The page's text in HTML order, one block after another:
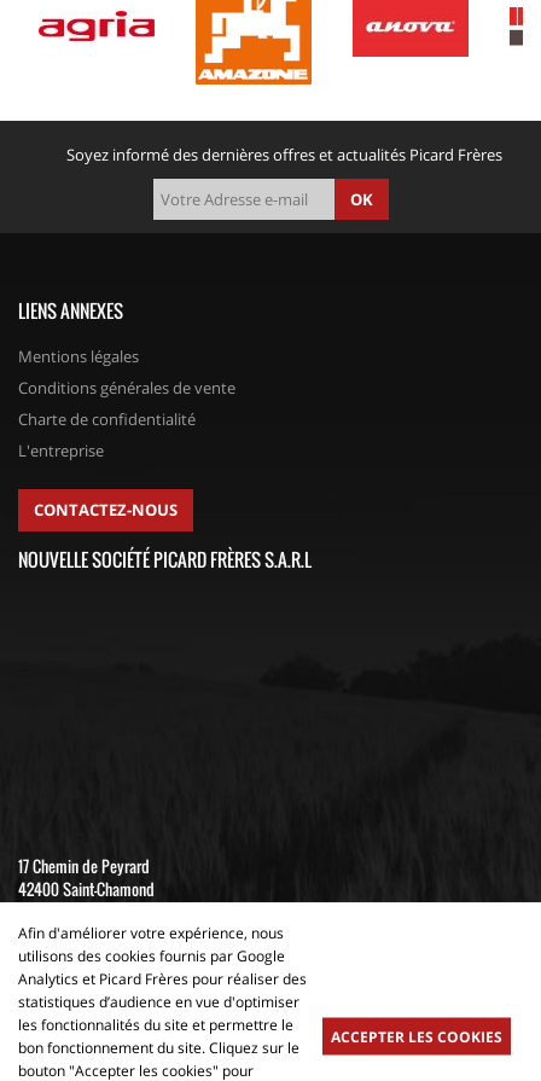
Soyez informé des dernières offres et actualités Picard Frères
OK
LIENS ANNEXES
Mentions légales
Conditions générales de vente
Charte de confidentialité
L'entreprise
CONTACTEZ-NOUS
NOUVELLE SOCIÉTÉ PICARD FRÈRES S.A.R.L
17 Chemin de Peyrard
42400 Saint-Chamond
04 77 22 19 91
Nouvelle Société PICARD FRERES SARL - CAPITAL 100 000 €
SIRET 533 858 908 00015 - APE 4661 Z - R.C. ST ETIENNE 2011 B 01049
Afin d'améliorer votre expérience, nous
utilisons des cookies fournis par Google
Analytics et Picard Frères pour réaliser des
statistiques d’audience en vue d'optimiser
les fonctionnalités du site et permettre le
bon fonctionnement du site. Cliquez sur le
bouton "Accepter les cookies" pour
ACCEPTER LES COOKIES